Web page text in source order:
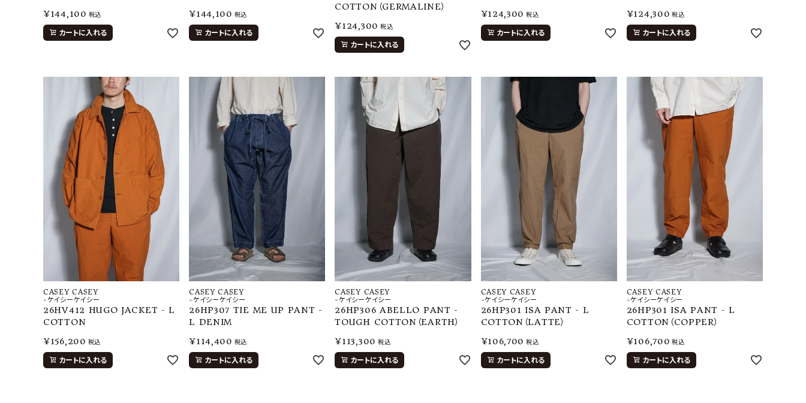
¥144,100 税込
カートに入れる
¥144,100 税込
カートに入れる
COTTON（GERMALINE）
¥124,300 税込
カートに入れる
¥124,300 税込
カートに入れる
¥124,300 税込
カートに入れる
CASEY CASEY
-ケイシーケイシー
26HV412 HUGO JACKET - L
COTTON
¥156,200 税込
カートに入れる
CASEY CASEY
-ケイシーケイシー
26HP307 TIE ME UP PANT -
L DENIM
¥114,400 税込
カートに入れる
CASEY CASEY
-ケイシーケイシー
26HP306 ABELLO PANT -
TOUGH COTTON（EARTH）
¥113,300 税込
カートに入れる
CASEY CASEY
-ケイシーケイシー
26HP301 ISA PANT - L
COTTON（LATTE）
¥106,700 税込
カートに入れる
CASEY CASEY
-ケイシーケイシー
26HP301 ISA PANT - L
COTTON（COPPER）
¥106,700 税込
カートに入れる